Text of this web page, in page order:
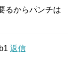
るからパンチは
返信